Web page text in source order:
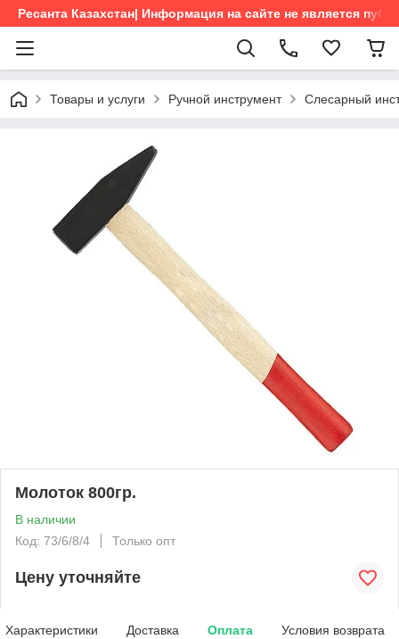
Ресанта Казахстан| Информация на сайте не является
Товары и услуги Ручной инструмент Слесарный
Молоток 800гр.
В наличии
Код: 73/6/8/4
Только опт
Цену уточняйте
Характеристики Доставка Оплата Условия возврата